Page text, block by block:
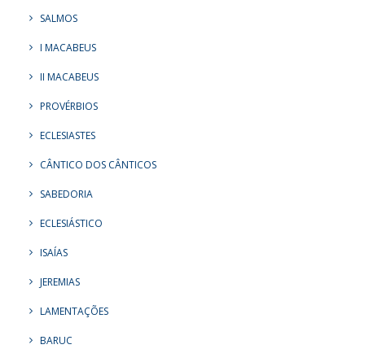
SALMOS
I MACABEUS
II MACABEUS
PROVÉRBIOS
ECLESIASTES
CÂNTICO DOS CÂNTICOS
SABEDORIA
ECLESIÁSTICO
ISAÍAS
JEREMIAS
LAMENTAÇÕES
BARUC